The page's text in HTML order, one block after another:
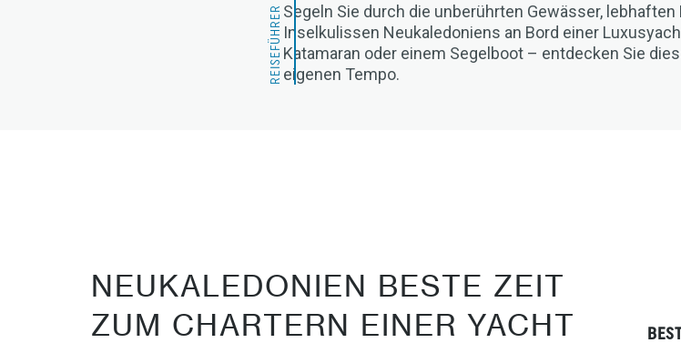
REISEFÜHRER Segeln Sie durch die unberührten Gewässer,
Inselkulissen Neukaledoniens an Bord einer
Katamaran oder einem Segelboot – entdecken Sie
eigenen Tempo.
NEUKALEDONIEN BESTE ZEIT
ZUM CHARTERN EINER YACHT